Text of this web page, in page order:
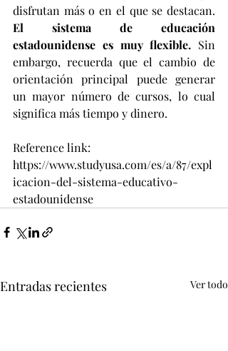
El sistema de educación
estadounidense es muy flexible. Sin
embargo, recuerda que el cambio de
orientación principal puede generar
un mayor número de cursos, lo cual
significa más tiempo y dinero.
Reference link:
https://www.studyusa.com/es/a/87/expl
icacion-del-sistema-educativo-
estadounidense
Entradas recientes Ver todo